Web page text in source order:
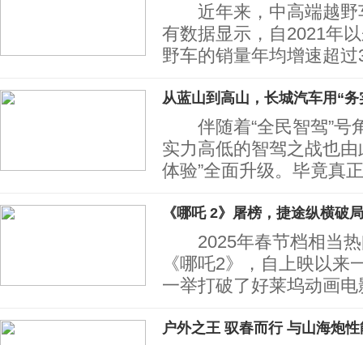
近年来，中高端越野
有数据显示，自2021年
野车的销量年均增速超
从蓝山到高山，长城汽车用“务
伴随着“全民智驾”号
实力高低的智驾之战也由
体验”全面升级。毕竟真
《哪吒 2》屠榜，捷途纵横破
2025年春节档相当热
《哪吒2》，自上映以来
一举打破了好莱坞动画
户外之王 驭春而行 与山海炮